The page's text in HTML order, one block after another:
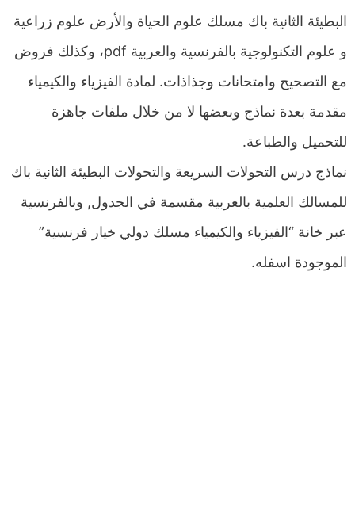
البطيئة الثانية باك مسلك علوم الحياة والأرض علوم زراعية
و علوم التكنولوجية بالفرنسية والعربية pdf، وكذلك فروض
مع التصحيح وامتحانات وجذاذات. لمادة الفيزياء والكيمياء
مقدمة بعدة نماذج وبعضها لا من خلال ملفات جاهزة
للتحميل والطباعة.
نماذج درس التحولات السريعة والتحولات البطيئة الثانية باك
للمسالك العلمية بالعربية مقسمة في الجدول, وبالفرنسية
عبر خانة “الفيزياء والكيمياء مسلك دولي خيار فرنسية”
الموجودة اسفله.